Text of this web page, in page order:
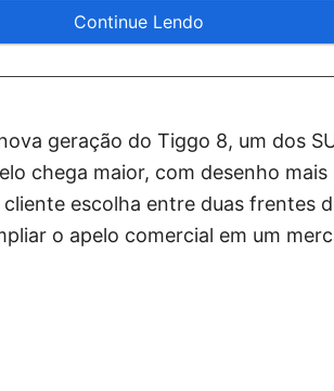
Continue Lendo
geração do Tiggo 8, um dos
chega maior, com desenho
escolha entre duas frentes
o apelo comercial em um